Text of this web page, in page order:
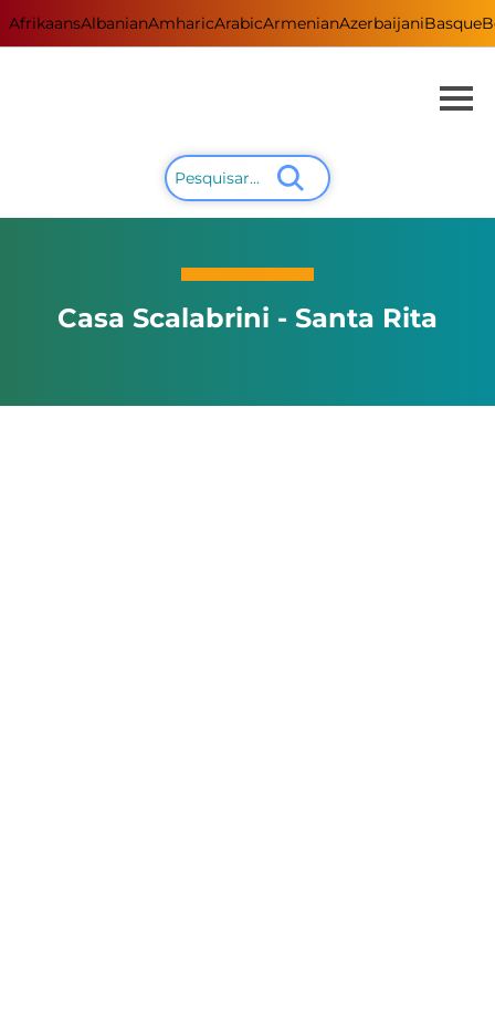
AfrikaansAlbanianAmharicArabicArmenianAzerbaijaniBasque
Casa Scalabrini - Santa Rita